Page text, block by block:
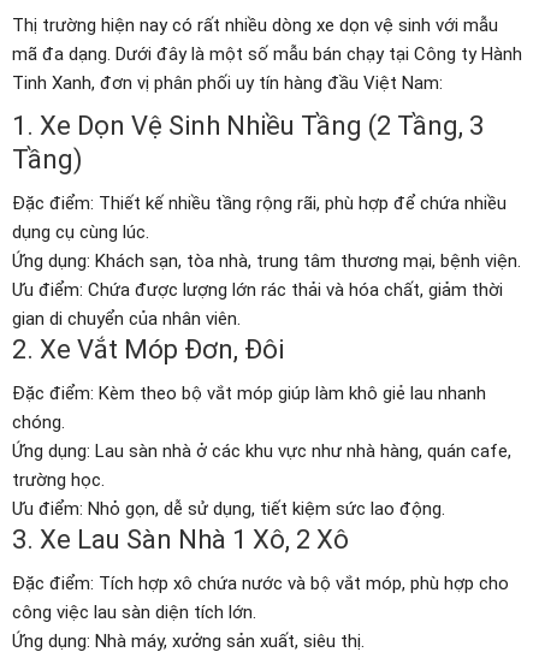
Thị trường hiện nay có rất nhiều dòng xe dọn vệ sinh với mẫu
mã đa dạng. Dưới đây là một số mẫu bán chạy tại Công ty Hành
Tinh Xanh, đơn vị phân phối uy tín hàng đầu Việt Nam:
1. Xe Dọn Vệ Sinh Nhiều Tầng (2 Tầng, 3
Tầng)
Đặc điểm: Thiết kế nhiều tầng rộng rãi, phù hợp để chứa nhiều
dụng cụ cùng lúc.
Ứng dụng: Khách sạn, tòa nhà, trung tâm thương mại, bệnh viện.
Ưu điểm: Chứa được lượng lớn rác thải và hóa chất, giảm thời
gian di chuyển của nhân viên.
2. Xe Vắt Móp Đơn, Đôi
Đặc điểm: Kèm theo bộ vắt móp giúp làm khô giẻ lau nhanh
chóng.
Ứng dụng: Lau sàn nhà ở các khu vực như nhà hàng, quán cafe,
trường học.
Ưu điểm: Nhỏ gọn, dễ sử dụng, tiết kiệm sức lao động.
3. Xe Lau Sàn Nhà 1 Xô, 2 Xô
Đặc điểm: Tích hợp xô chứa nước và bộ vắt móp, phù hợp cho
công việc lau sàn diện tích lớn.
Ứng dụng: Nhà máy, xưởng sản xuất, siêu thị.